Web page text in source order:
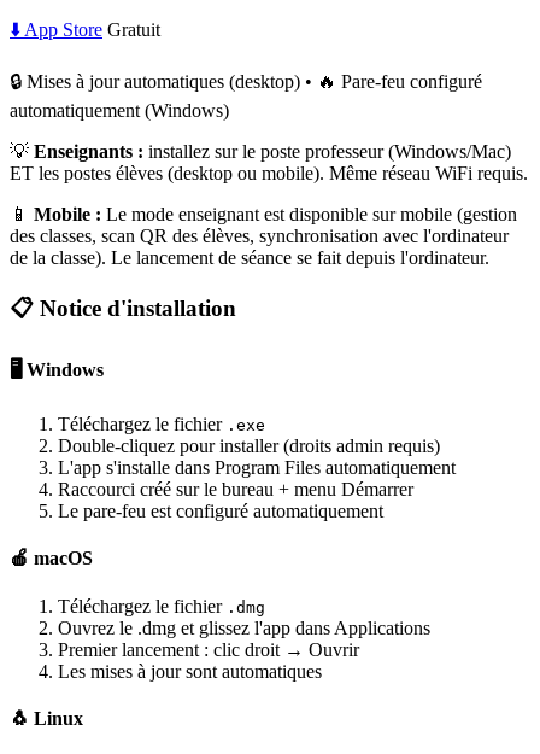
⬇️ App Store Gratuit
🔒 Mises à jour automatiques (desktop) • 🔥 Pare-feu configuré
automatiquement (Windows)
💡 Enseignants : installez sur le poste professeur (Windows/Mac)
ET les postes élèves (desktop ou mobile). Même réseau WiFi requis.
📱 Mobile : Le mode enseignant est disponible sur mobile (gestion
des classes, scan QR des élèves, synchronisation avec l'ordinateur
de la classe). Le lancement de séance se fait depuis l'ordinateur.
📋 Notice d'installation
🖥️ Windows
Téléchargez le fichier .exe
Double-cliquez pour installer (droits admin requis)
L'app s'installe dans Program Files automatiquement
Raccourci créé sur le bureau + menu Démarrer
Le pare-feu est configuré automatiquement
🍎 macOS
Téléchargez le fichier .dmg
Ouvrez le .dmg et glissez l'app dans Applications
Premier lancement : clic droit → Ouvrir
Les mises à jour sont automatiques
🐧 Linux